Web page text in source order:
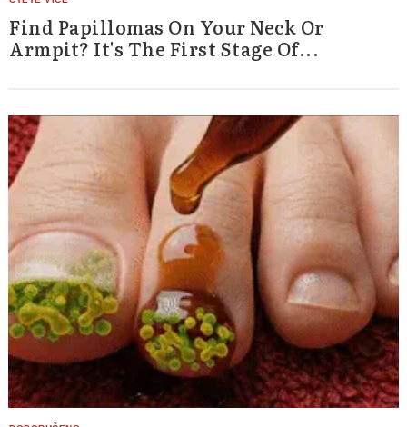
Find Papillomas On Your Neck Or
Armpit? It's The First Stage Of...